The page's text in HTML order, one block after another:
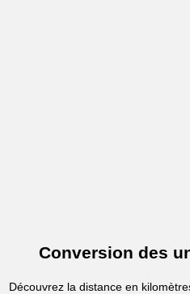
Conversion des
Découvrez la distance en